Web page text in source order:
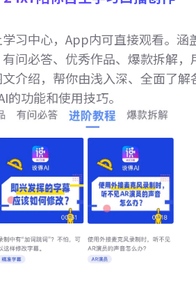
习中心，App内可直接观看。涵
问必答、优秀作品、爆款拆解，
介绍，帮你由浅入深、全面了解
的功能和使用技巧。